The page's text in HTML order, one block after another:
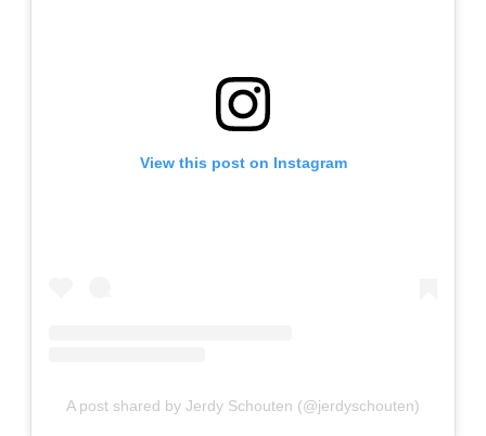
View this post on Instagram
A post shared by Jerdy Schouten (@jerdyschouten)